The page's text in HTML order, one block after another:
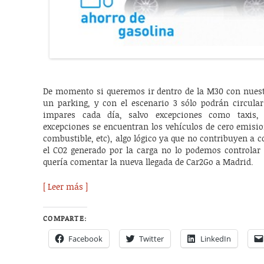
De momento si queremos ir dentro de la M30 con
un parking, y con el escenario 3 sólo podrán
impares cada día, salvo excepciones como
excepciones se encuentran los vehículos de cero
combustible, etc), algo lógico ya que no contribuyen a
el CO2 generado por la carga no lo podemos
quería comentar la nueva llegada de Car2Go a Madrid.
[ Leer más ]
COMPARTE:
Facebook Twitter LinkedIn